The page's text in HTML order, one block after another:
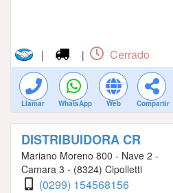
| | Cerrado
Llamar WhatsApp Web Compartir
DISTRIBUIDORA CR
Mariano Moreno 800 - Nave 2 -
Camara 3 - (8324) Cipolletti
(0299) 154568156